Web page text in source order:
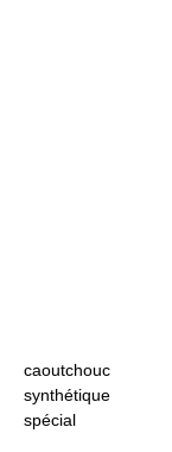
caoutchouc
synthétique
spécial